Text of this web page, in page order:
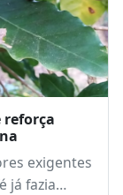
reforça
exigentes
já fazia…